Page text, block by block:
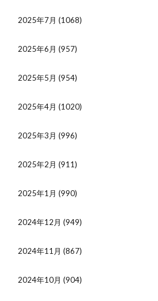
2025年7月 (1068)
2025年6月 (957)
2025年5月 (954)
2025年4月 (1020)
2025年3月 (996)
2025年2月 (911)
2025年1月 (990)
2024年12月 (949)
2024年11月 (867)
2024年10月 (904)